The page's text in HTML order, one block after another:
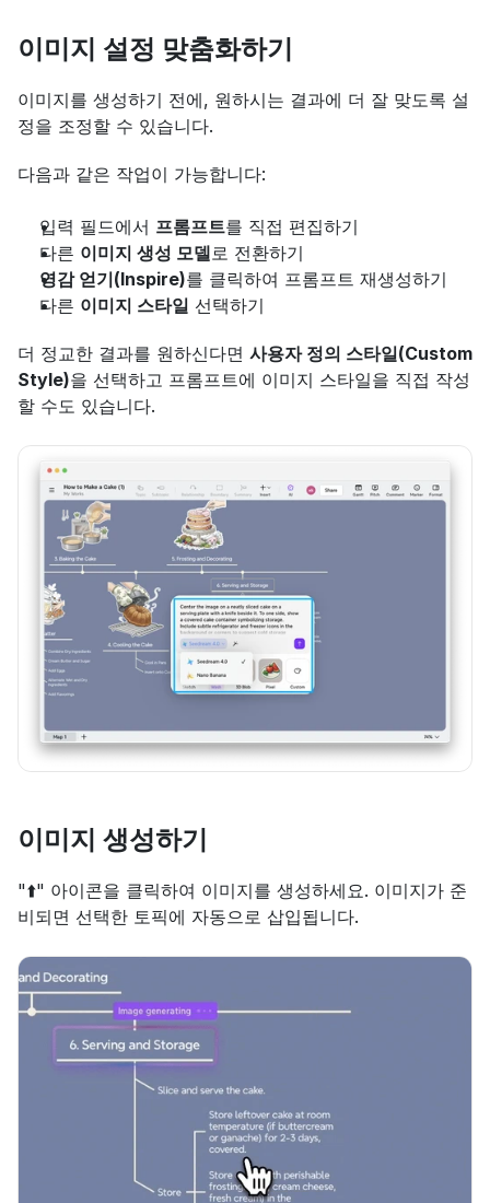
이미지 설정 맞춤화하기
이미지를 생성하기 전에, 원하시는 결과에 더 잘 맞도록 설
정을 조정할 수 있습니다.
다음과 같은 작업이 가능합니다:
입력 필드에서 프롬프트를 직접 편집하기
다른 이미지 생성 모델로 전환하기
영감 얻기(Inspire)를 클릭하여 프롬프트 재생성하기
다른 이미지 스타일 선택하기
더 정교한 결과를 원하신다면 사용자 정의 스타일(Custom
Style)을 선택하고 프롬프트에 이미지 스타일을 직접 작성
할 수도 있습니다.
이미지 생성하기
"⬆️" 아이콘을 클릭하여 이미지를 생성하세요. 이미지가 준
비되면 선택한 토픽에 자동으로 삽입됩니다.